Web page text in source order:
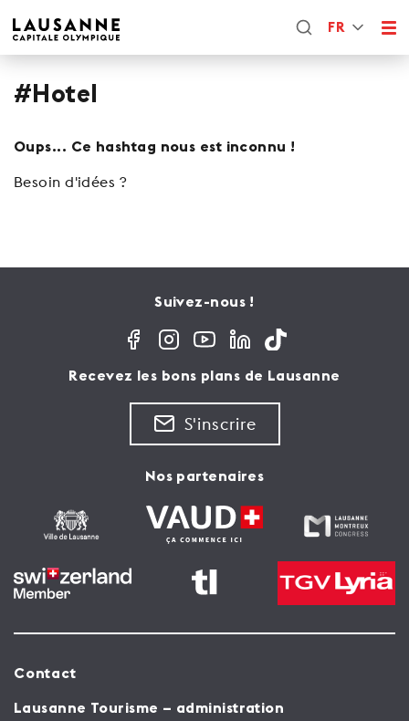
FR
#Hotel
Oups... Ce hashtag nous est inconnu !
Besoin d'idées ?
Suivez-nous !
Recevez les bons plans de Lausanne
S'inscrire
Nos partenaires
Contact
Lausanne Tourisme – administration